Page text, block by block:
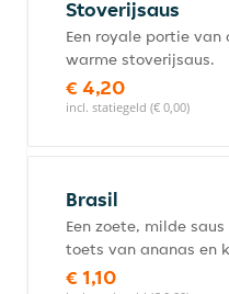
Stoverijsaus
Een royale portie van
warme stoverijsaus.
€ 4,20
incl. statiegeld (€ 0,00)
Brasil
Een zoete, milde
toets van ananas en
€ 1,10